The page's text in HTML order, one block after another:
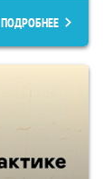
ПОДРОБНЕЕ